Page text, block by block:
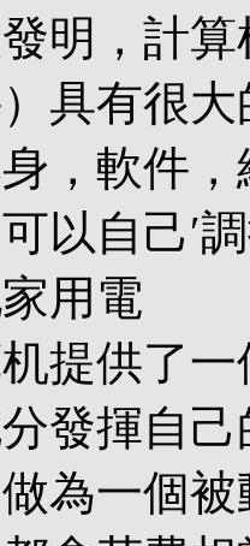
明，計算
具有很
，軟件
以自己′調
用電
提供了
發揮自己
為一個